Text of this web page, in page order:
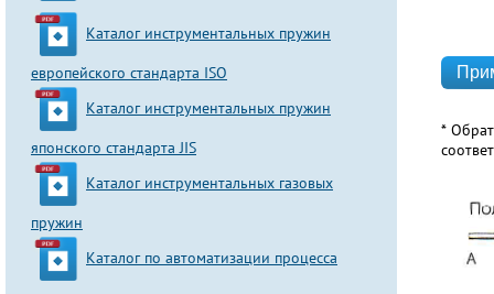
Каталог инструментальных пружин
европейского стандарта ISO
Каталог инструментальных пружин
японского стандарта JIS
Каталог инструментальных газовых
пружин
Каталог по автоматизации процесса
*